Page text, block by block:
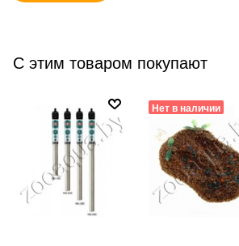
С этим товаром покупают
Нет в наличии